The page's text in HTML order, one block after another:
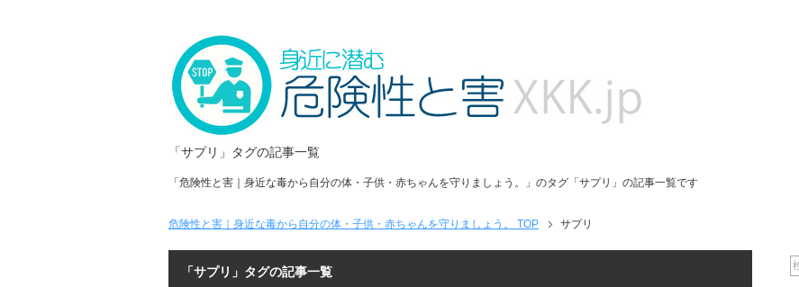
「サプリ」タグの記事一覧
「危険性と害｜身近な毒から自分の体・子供・赤ちゃんを守りましょう。」のタグ「サプリ」の記事一覧です
危険性と害｜身近な毒から自分の体・子供・赤ちゃんを守りましょう。 TOP サプリ
「サプリ」タグの記事一覧